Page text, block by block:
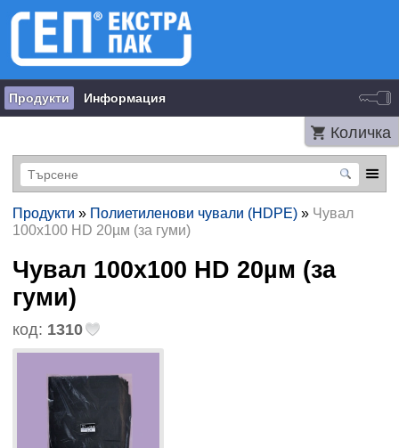
Продукти Информация
Количка
Продукти » Полиетиленови чували (HDPE)» Чувал
100x100 HD 20µм (за гуми)
Чувал 100x100 HD 20µм (за
гуми)
код: 1310